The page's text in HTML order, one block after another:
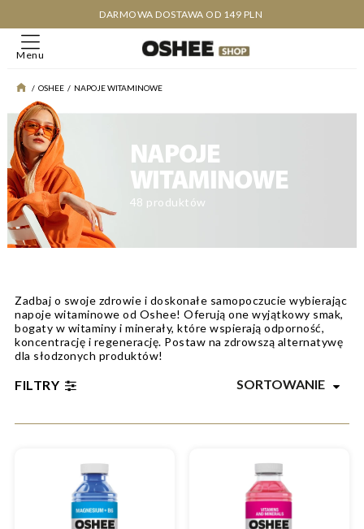
DARMOWA DOSTAWA OD 149 PLN
Menu
/ OSHEE / NAPOJE WITAMINOWE
NAPOJE
WITAMINOWE
48 produktów
Zadbaj o swoje zdrowie i doskonałe samopoczucie wybierając
napoje witaminowe od Oshee! Oferują one wyjątkowy smak,
bogaty w witaminy i minerały, które wspierają odporność,
koncentrację i regenerację. Postaw na zdrowszą alternatywę
dla słodzonych produktów!
FILTRY SORTOWANIE